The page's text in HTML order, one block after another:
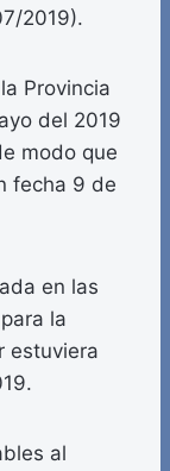
2019).
Provincia
del 2019
modo que
fecha 9 de
en las
la
estuviera
al